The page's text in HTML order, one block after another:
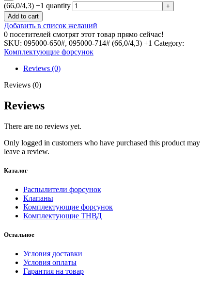
(66,0/4,3) +1 quantity
Add to cart
Добавить в список желаний
0 посетителей смотрят этот товар прямо сейчас!
SKU: 095000-650#, 095000-714# (66,0/4,3) +1 Category:
Комплектующие форсунок
Reviews (0)
Reviews (0)
Reviews
There are no reviews yet.
Only logged in customers who have purchased this product may
leave a review.
Каталог
Распылители форсунок
Клапаны
Комплектующие форсунок
Комплектующие ТНВД
Остальное
Условия доставки
Условия оплаты
Гарантия на товар